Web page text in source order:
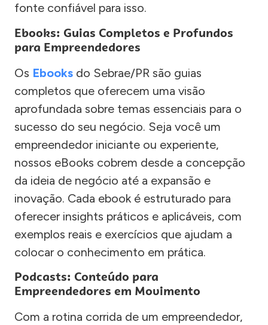
fonte confiável para isso.
Ebooks: Guias Completos e Profundos
para Empreendedores
Os Ebooks do Sebrae/PR são guias
completos que oferecem uma visão
aprofundada sobre temas essenciais para o
sucesso do seu negócio. Seja você um
empreendedor iniciante ou experiente,
nossos eBooks cobrem desde a concepção
da ideia de negócio até a expansão e
inovação. Cada ebook é estruturado para
oferecer insights práticos e aplicáveis, com
exemplos reais e exercícios que ajudam a
colocar o conhecimento em prática.
Podcasts: Conteúdo para
Empreendedores em Movimento
Com a rotina corrida de um empreendedor,